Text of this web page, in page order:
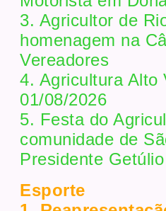
3. Agricultor de
homenagem na
Vereadores
4. Agricultura Alto
01/08/2026
5. Festa do
comunidade de
Presidente
Esporte